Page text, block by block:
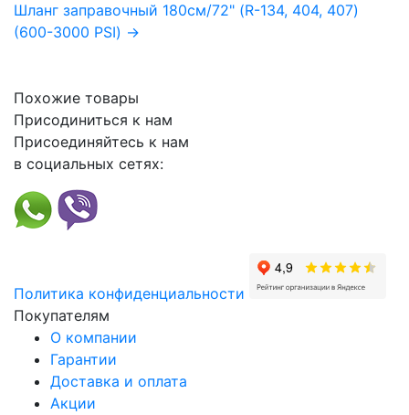
Шланг заправочный 180см/72" (R-134, 404, 407)
(600-3000 PSI) →
Похожие товары
Присодиниться к нам
Присоединяйтесь к нам
в социальных сетях:
Политика конфиденциальности
Покупателям
О компании
Гарантии
Доставка и оплата
Акции